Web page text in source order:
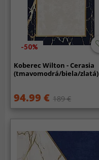
-50%
Koberec Wilton - Cerasia
(tmavomodrá/biela/zlatá)
94.99 € 189 €